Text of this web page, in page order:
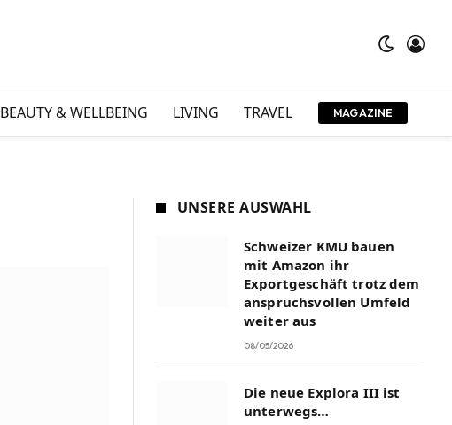
BEAUTY & WELLBEING LIVING TRAVEL MAGAZINE
UNSERE AUSWAHL
Schweizer KMU bauen
mit Amazon ihr
Exportgeschäft trotz dem
anspruchsvollen Umfeld
weiter aus
08/05/2026
Die neue Explora III ist
unterwegs…